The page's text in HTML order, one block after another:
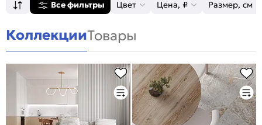
Все фильтры Цвет Цена, ₽ Размер, см
КоллекцииТовары